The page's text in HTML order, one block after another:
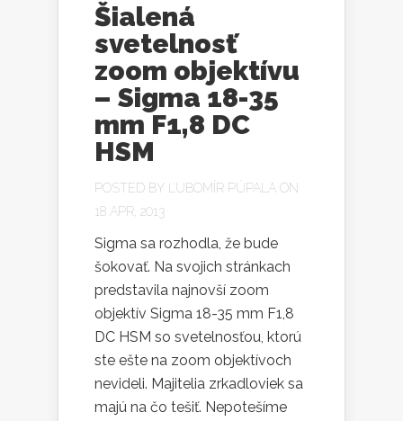
Šialená
svetelnosť
zoom objektívu
– Sigma 18-35
mm F1,8 DC
HSM
POSTED BY ĽUBOMÍR PÚPALA ON
18 APR, 2013
Sigma sa rozhodla, že bude
šokovať. Na svojich stránkach
predstavila najnovší zoom
objektív Sigma 18-35 mm F1,8
DC HSM so svetelnosťou, ktorú
ste ešte na zoom objektívoch
nevideli. Majitelia zrkadloviek sa
majú na čo tešiť. Nepotešíme